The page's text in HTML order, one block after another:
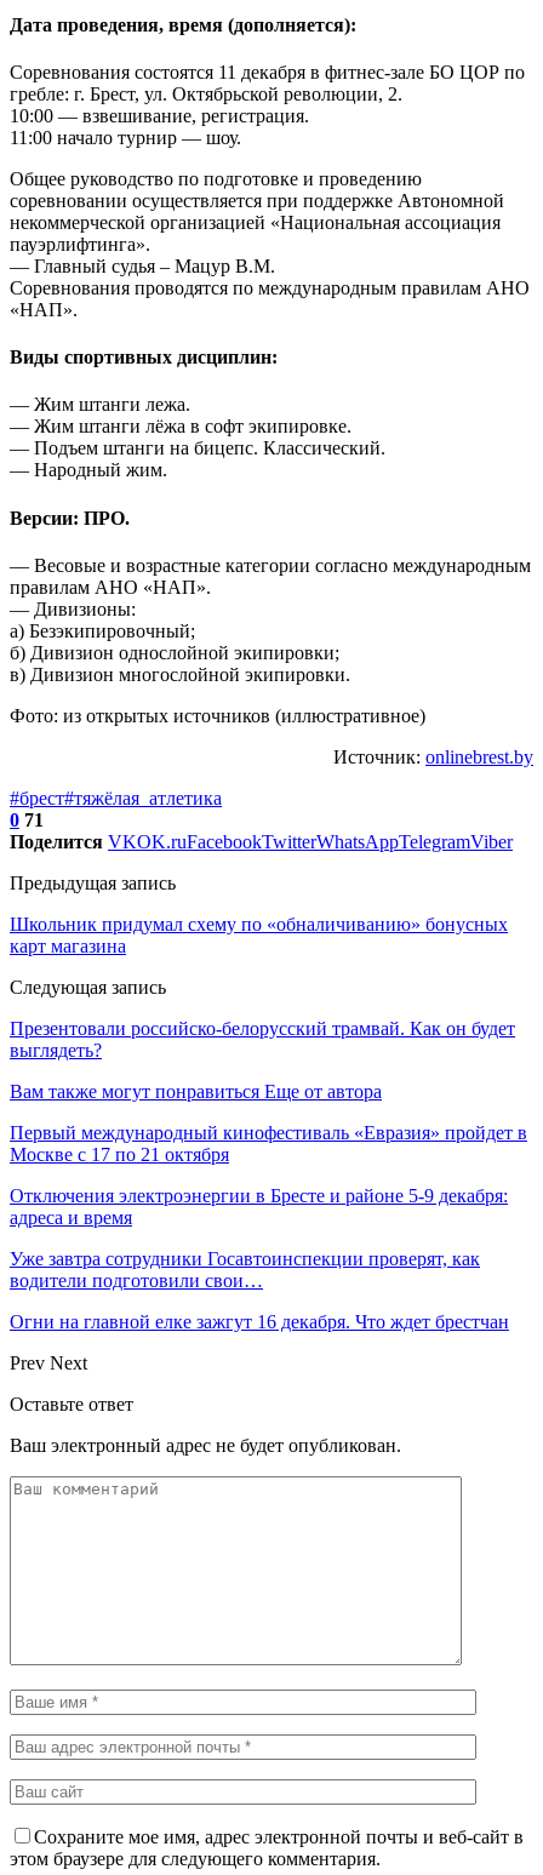
Дата проведения, время (дополняется):
Соревнования состоятся 11 декабря в фитнес-зале БО ЦОР по
гребле: г. Брест, ул. Октябрьской революции, 2.
10:00 — взвешивание, регистрация.
11:00 начало турнир — шоу.
Общее руководство по подготовке и проведению
соревновании осуществляется при поддержке Автономной
некоммерческой организацией «Национальная ассоциация
пауэрлифтинга».
— Главный судья – Мацур В.М.
Соревнования проводятся по международным правилам АНО
«НАП».
Виды спортивных дисциплин:
— Жим штанги лежа.
— Жим штанги лёжа в софт экипировке.
— Подъем штанги на бицепс. Классический.
— Народный жим.
Версии: ПРО.
— Весовые и возрастные категории согласно международным
правилам АНО «НАП».
— Дивизионы:
а) Безэкипировочный;
б) Дивизион однослойной экипировки;
в) Дивизион многослойной экипировки.
Фото: из открытых источников (иллюстративное)
Источник: onlinebrest.by
#брест#тяжёлая_атлетика
0 71
Поделится VKOK.ruFacebookTwitterWhatsAppTelegramViber
Предыдущая запись
Школьник придумал схему по «обналичиванию» бонусных
карт магазина
Следующая запись
Презентовали российско-белорусский трамвай. Как он будет
выглядеть?
Вам также могут понравиться Еще от автора
Первый международный кинофестиваль «Евразия» пройдет в
Москве с 17 по 21 октября
Отключения электроэнергии в Бресте и районе 5-9 декабря:
адреса и время
Уже завтра сотрудники Госавтоинспекции проверят, как
водители подготовили свои…
Огни на главной елке зажгут 16 декабря. Что ждет брестчан
Prev Next
Оставьте ответ
Ваш электронный адрес не будет опубликован.
Сохраните мое имя, адрес электронной почты и веб-сайт в
этом браузере для следующего комментария.